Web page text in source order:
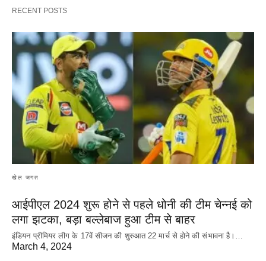
RECENT POSTS
खेल जगत
आईपीएल 2024 शुरू होने से पहले धोनी की टीम चेन्नई को
लगा झटका, बड़ा बल्लेबाज हुआ टीम से बाहर
इंडियन प्रीमियर लीग के 17वें सीजन की शुरुआत 22 मार्च से होने की संभावना है।…
March 4, 2024